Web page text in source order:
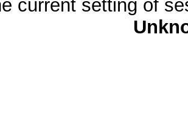
current setting of